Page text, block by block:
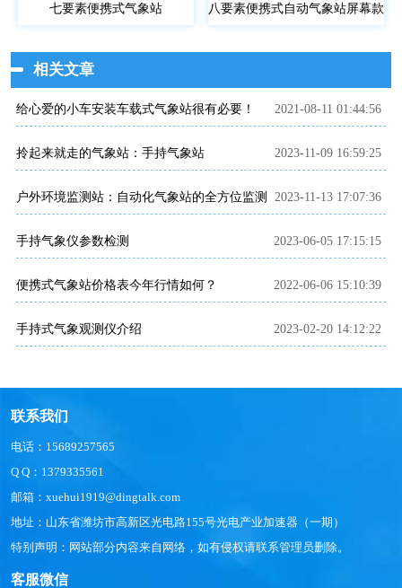
七要素便携式气象站 八要素便携式自动气象站屏幕款
相关文章
给心爱的小车安装车载式气象站很有必要！ 2021-08-11 01:44:56
拎起来就走的气象站：手持气象站 2023-11-09 16:59:25
户外环境监测站：自动化气象站的全方位监测 2023-11-13 17:07:36
手持气象仪参数检测 2023-06-05 17:15:15
便携式气象站价格表今年行情如何？ 2022-06-06 15:10:39
手持式气象观测仪介绍 2023-02-20 14:12:22
联系我们
电话：15689257565
Q Q：1379335561
邮箱：xuehui1919@dingtalk.com
地址：山东省潍坊市高新区光电路155号光电产业加速器（一期）
特别声明：网站部分内容来自网络，如有侵权请联系管理员删除。
客服微信